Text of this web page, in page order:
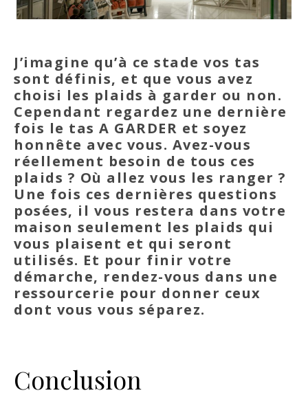
J’imagine qu’à ce stade vos tas
sont définis, et que vous avez
choisi les plaids à garder ou non.
Cependant regardez une dernière
fois le tas A GARDER et soyez
honnête avec vous. Avez-vous
réellement besoin de tous ces
plaids ? Où allez vous les ranger ?
Une fois ces dernières questions
posées, il vous restera dans votre
maison seulement les plaids qui
vous plaisent et qui seront
utilisés. Et pour finir votre
démarche, rendez-vous dans une
ressourcerie pour donner ceux
dont vous vous séparez.
Conclusion